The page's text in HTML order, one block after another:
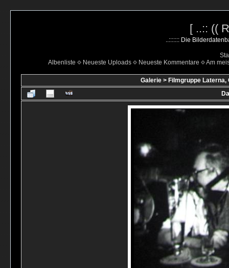
[ ..:: ((
..::::::: Die
Albenliste
Neueste Uploads Neueste Kommentare Am
Galerie > Filmgruppe Laterna,